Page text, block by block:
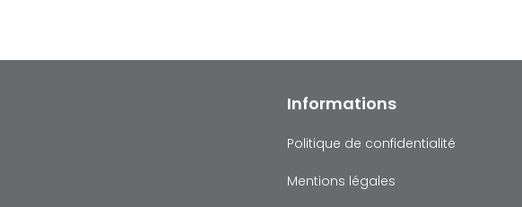
Informations
Politique de confidentialité
Mentions légales